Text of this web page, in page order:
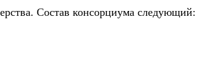
Состав консорциума следующий: